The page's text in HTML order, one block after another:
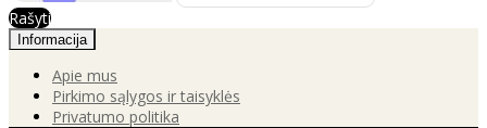
Rašyti
Informacija
Apie mus
Pirkimo sąlygos ir taisyklės
Privatumo politika